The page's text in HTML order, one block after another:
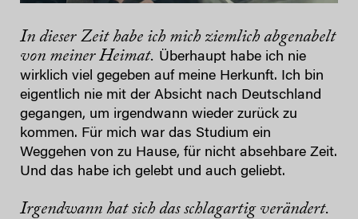
In dieser Zeit habe ich mich ziemlich abgenabelt
von meiner Heimat. Überhaupt habe ich nie
wirklich viel gegeben auf meine Herkunft. Ich bin
eigentlich nie mit der Absicht nach Deutschland
gegangen, um irgendwann wieder zurück zu
kommen. Für mich war das Studium ein
Weggehen von zu Hause, für nicht absehbare Zeit.
Und das habe ich gelebt und auch geliebt.
Irgendwann hat sich das schlagartig verändert.